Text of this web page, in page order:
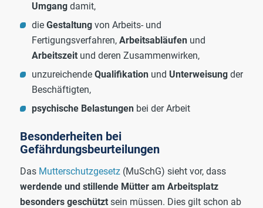
Umgangdamit,
die Gestaltungvon Arbeits- und
Fertigungsverfahren, Arbeitsabläufenund
Arbeitszeitund deren Zusammenwirken,
unzureichende Qualifikationund Unterweisungder
Beschäftigten,
psychische Belastungenbei der Arbeit
Besonderheiten bei
Gefährdungsbeurteilungen
Das Mutterschutzgesetz(MuSchG) sieht vor, dass
werdende und stillende Mütter am Arbeitsplatz
besonders geschütztsein müssen. Dies gilt schon ab